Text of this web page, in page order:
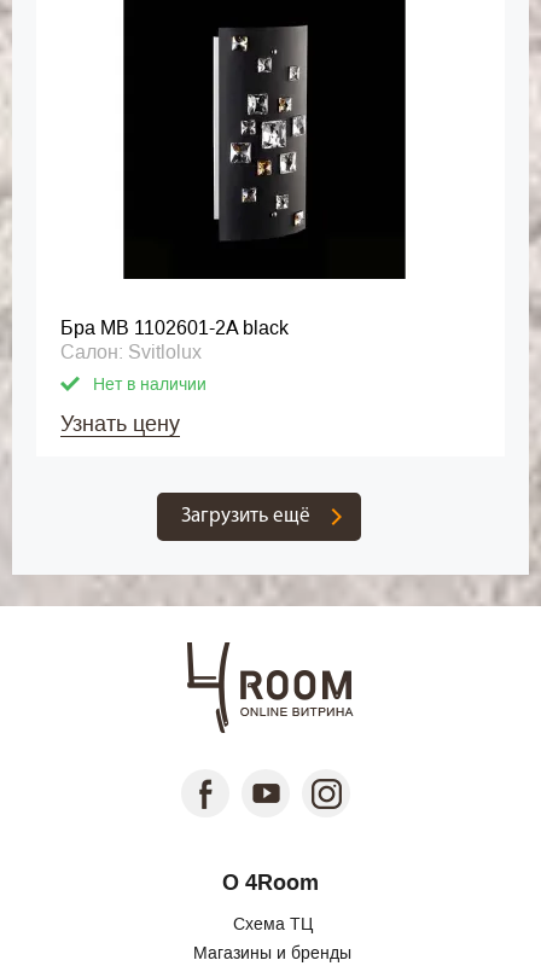
Бра MB 1102601-2A black
Салон: Svitlolux
Нет в наличии
Узнать цену
Загрузить ещё
О 4Room
Схема ТЦ
Магазины и бренды